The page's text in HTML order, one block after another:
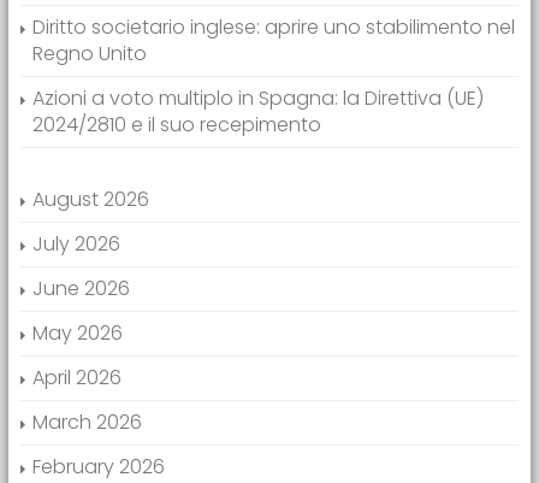
Diritto societario inglese: aprire uno stabilimento nel
Regno Unito
Azioni a voto multiplo in Spagna: la Direttiva (UE)
2024/2810 e il suo recepimento
August 2026
July 2026
June 2026
May 2026
April 2026
March 2026
February 2026